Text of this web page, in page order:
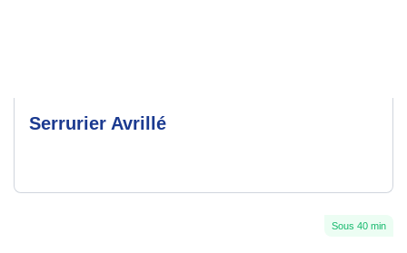
Serrurier Avrillé
Sous 40 min